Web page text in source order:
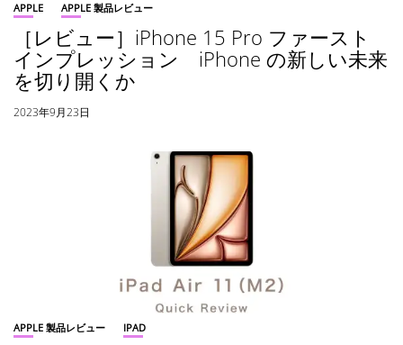
APPLE APPLE 製品レビュー
［レビュー］iPhone 15 Pro ファースト
インプレッション iPhone の新しい未来
を切り開くか
2023年9月23日
APPLE 製品レビュー IPAD